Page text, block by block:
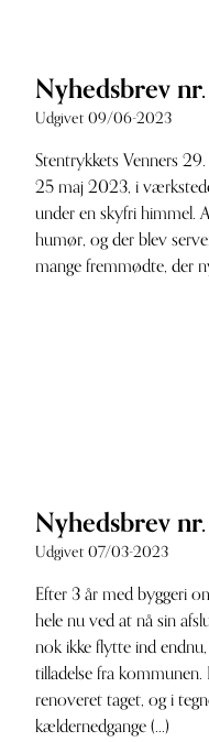
Nyhedsbrev
Udgivet 09/06-2023
Stentrykkets Venners
25 maj 2023, i
under en skyfri himmel.
humør, og der blev
mange fremmødte, der
Nyhedsbrev
Udgivet 07/03-2023
Efter 3 år med byggeri
hele nu ved at nå sin
nok ikke flytte ind
tilladelse fra
renoveret taget, og i
kældernedgange (...)